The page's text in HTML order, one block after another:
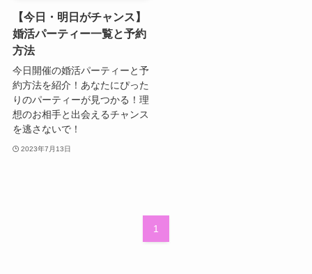
【今日・明日がチャンス】
婚活パーティー一覧と予約
方法
今日開催の婚活パーティーと予
約方法を紹介！あなたにぴった
りのパーティーが見つかる！理
想のお相手と出会えるチャンス
を逃さないで！
2023年7月13日
1